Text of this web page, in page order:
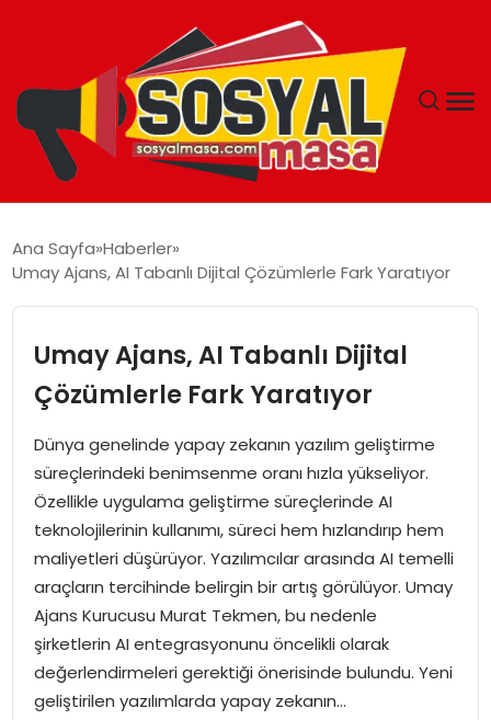
EKONOMI
GÜNCEL
TEKNOLOJI
EĞITIM
GÜNDEM
MAGAZIN
Ana Sayfa Haberler
Umay Ajans, AI Tabanlı Dijital Çözümlerle Fark Yaratıyor
Umay Ajans, AI Tabanlı Dijital
Çözümlerle Fark Yaratıyor
Dünya genelinde yapay zekanın yazılım geliştirme
süreçlerindeki benimsenme oranı hızla yükseliyor.
Özellikle uygulama geliştirme süreçlerinde AI
teknolojilerinin kullanımı, süreci hem hızlandırıp hem
maliyetleri düşürüyor. Yazılımcılar arasında AI temelli
araçların tercihinde belirgin bir artış görülüyor. Umay
Ajans Kurucusu Murat Tekmen, bu nedenle
şirketlerin AI entegrasyonunu öncelikli olarak
değerlendirmeleri gerektiği önerisinde bulundu. Yeni
geliştirilen yazılımlarda yapay zekanın…